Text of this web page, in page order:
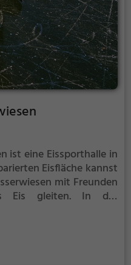
ist eine Eissporthalle in
Eisfläche kannst
mit Freunden
Eis gleiten. In der
Kinder oder
aufs Eis wagen.